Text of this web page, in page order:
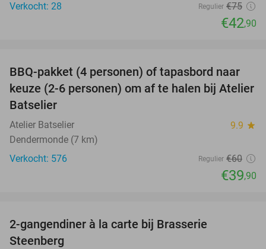
Verkocht: 28
Regulier €75
€42,90
34%
BBQ-pakket (4 personen) of tapasbord naar
keuze (2-6 personen) om af te halen bij Atelier
Batselier
Atelier Batselier 9.9 star
Dendermonde (7 km)
Verkocht: 576
Regulier €60
€39,90
2-gangendiner à la carte bij Brasserie
Steenberg